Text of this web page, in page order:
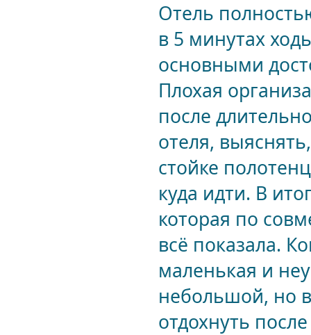
Отель
в 5 минутах
основными
Плохая
после
отеля,
стойке
куда идти. В
которая по
всё показала.
маленькая и
небольшой, но
отдохнуть